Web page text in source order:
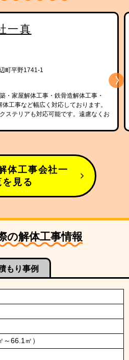
一真
町平野1741-1
・家屋解体工事・鉄骨造解体工事・
工事など幅広く対応しております。
ステリアも対応可能です。遠慮なくお
体工事会社一
を見る
の解体工事情報
もり事例
66.1㎡）